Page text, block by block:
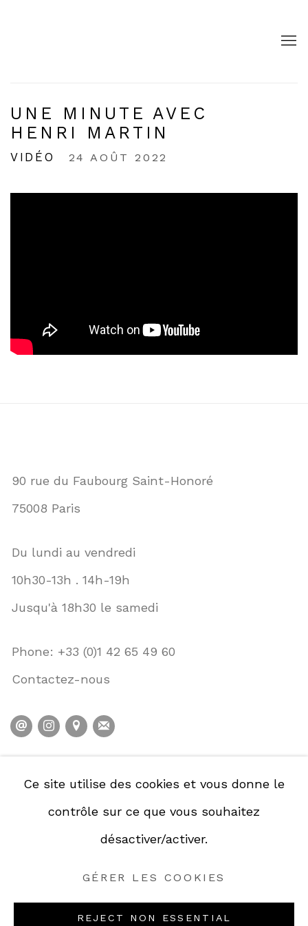
UNE MINUTE AVEC
HENRI MARTIN
VIDÉO 24 AOÛT 2022
90 rue du Faubourg Saint-Honoré
75008 Paris
Du lundi au vendredi
10h30-13h . 14h-19h
Jusqu'à 18h30 le samedi
Phone: +33 (0)1 42 65 49 60
Contactez-nous
COPYRIGHT © GALERIE DE LA PRÉSIDENCE
Ce site utilise des cookies et vous donne le
contrôle sur ce que vous souhaitez
désactiver/activer.
GÉRER LES COOKIES
REJECT NON ESSENTIAL